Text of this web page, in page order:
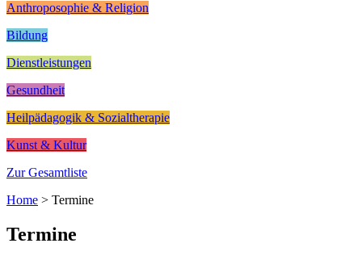
Anthroposophie & Religion
Bildung
Dienstleistungen
Gesundheit
Heilpädagogik & Sozialtherapie
Kunst & Kultur
Zur Gesamtliste
Home > Termine
Termine